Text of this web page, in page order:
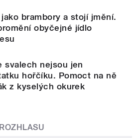
jako brambory a stojí jmění.
obyčejné jídlo
svalech nejsou jen
hořčíku. Pomoct na ně
z kyselých okurek